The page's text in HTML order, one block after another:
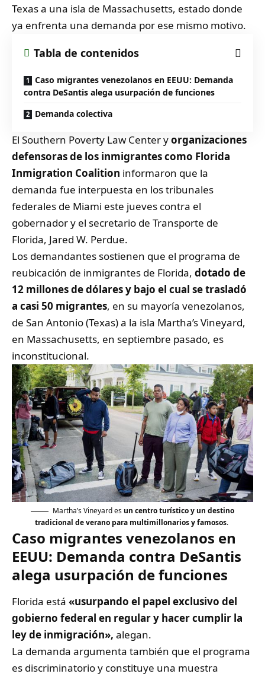
Texas a una isla de Massachusetts, estado donde
ya enfrenta una demanda por ese mismo motivo.
Tabla de contenidos
Caso migrantes venezolanos en EEUU: Demanda
contra DeSantis alega usurpación de funciones
Demanda colectiva
El Southern Poverty Law Center yorganizaciones
defensoras de los inmigrantes como Florida
Inmigration Coalition informaron que la
demanda fue interpuesta en los tribunales
federales de Miami este jueves contra el
gobernador y el secretario de Transporte de
Florida, Jared W. Perdue.
Los demandantes sostienen que el programa de
reubicación de inmigrantes de Florida, dotado de
12 millones de dólares y bajo el cual se trasladó
a casi 50 migrantes, en su mayoría venezolanos,
de San Antonio (Texas) a la isla Martha’s Vineyard,
en Massachusetts, en septiembre pasado, es
inconstitucional.
Martha’s Vineyard es un centro turístico y un destino
tradicional de verano para multimillonarios y famosos.
Caso migrantes venezolanos en
EEUU: Demanda contra DeSantis
alega usurpación de funciones
Florida está «usurpando el papel exclusivo del
gobierno federal en regular y hacer cumplir la
ley de inmigración», alegan.
La demanda argumenta también que el programa
es discriminatorio y constituye una muestra